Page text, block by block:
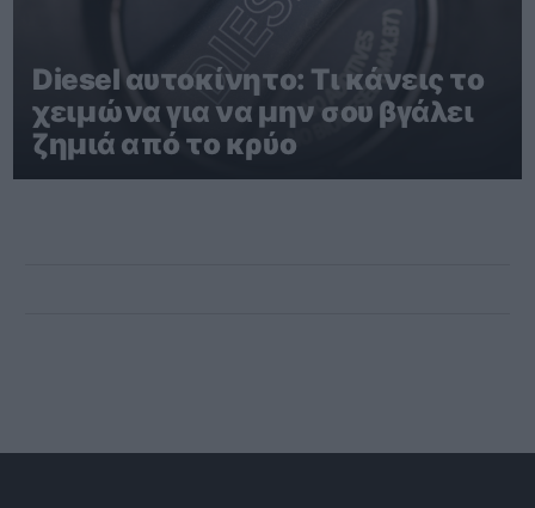
Diesel αυτοκίνητο: Τι κάνεις το
χειμώνα για να μην σου βγάλει
ζημιά από το κρύο